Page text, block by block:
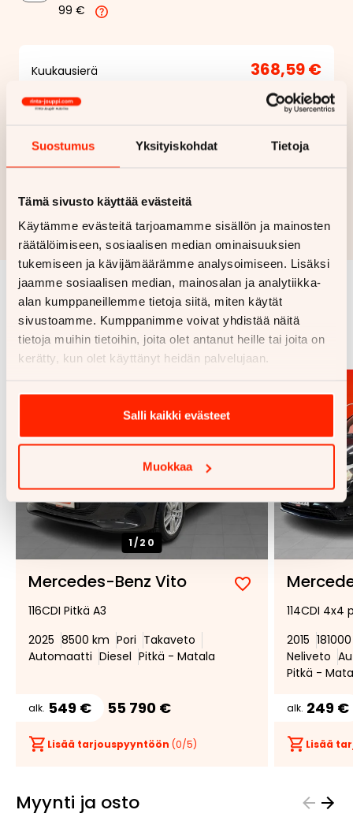
Suostumus Yksityiskohdat Tietoja
Tämä sivusto käyttää evästeitä
Käytämme evästeitä tarjoamamme sisällön ja mainosten
räätälöimiseen, sosiaalisen median ominaisuuksien
tukemiseen ja kävijämäärämme analysoimiseen. Lisäksi
jaamme sosiaalisen median, mainosalan ja analytiikka-
alan kumppaneillemme tietoja siitä, miten käytät
sivustoamme. Kumppanimme voivat yhdistää näitä
tietoja muihin tietoihin, joita olet antanut heille tai joita on
kerätty, kun olet käyttänyt heidän palvelujaan.
Salli kaikki evästeet
Muokkaa
99 €
Kuukausierä 368,59 €
Näytähintaerittely
Haluan myös tarjouksen vakuutuksesta
Rahoituslaskelma on suuntaa antava ja edellyttää hyväksytyn
luottopäätöksen ja kaskovakuutuksen.
Samankaltaisia ajoneuvoja
Katso kaikki
1/20
Mercedes-Benz Vito
Lisää
suosikiksi
Poista
suosikeista
116CDI Pitkä A3
2025 8500 km Pori Takaveto
Automaatti Diesel Pitkä - Matala
alk. 549 € 55 790 €
Lisää tarjouspyyntöön (0/5)
114CDI 4x4
2015
Neliveto
Pitkä -
alk. 249 €
Lisää
Myynti ja osto